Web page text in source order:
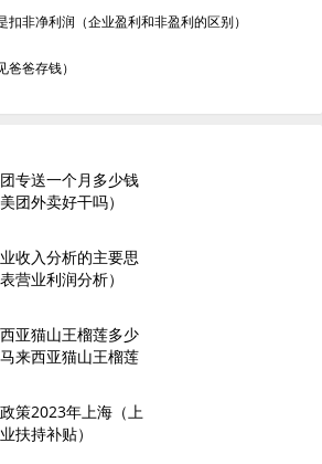
非净利润（企业盈利和非盈利的区别）
爸存钱）
专送一个月多少钱
团外卖好干吗）
收入分析的主要思
营业利润分析）
亚猫山王榴莲多少
来西亚猫山王榴莲
策2023年上海（上
扶持补贴）